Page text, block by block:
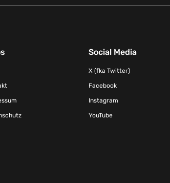
Social Media
X (fka Twitter)
Facebook
Instagram
YouTube